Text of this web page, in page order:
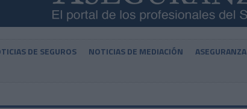
DE SEGUROS NOTICIAS DE MEDIACIÓN ASEGURANZA